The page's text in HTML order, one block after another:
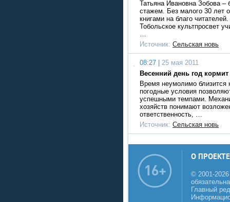
Татьяна Ивановна Зобова –
стажем. Без малого 30 лет
книгами на благо
Тобольское культпросвет
…
Источник: Сельская новь
08:27 |
25 мая 2011
Весенний день год кормит
Время неумолимо близится
погодные условия
успешными темпами.
хозяйств понимают
ответственность, …
Источник: Сельская новь
О ПРОЕКТЕ
© 2001-
Главный